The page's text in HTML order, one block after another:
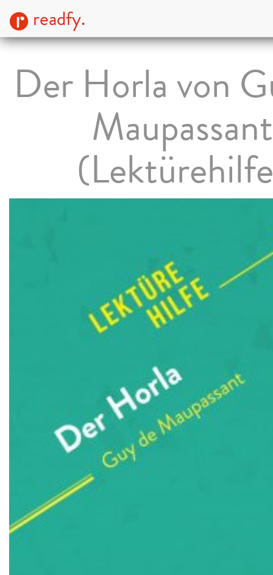
readfy.
Der Horla von
Maupassant